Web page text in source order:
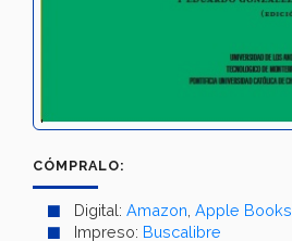
CÓMPRALO:
Digital: Amazon Apple Books
Impreso: Buscalibre